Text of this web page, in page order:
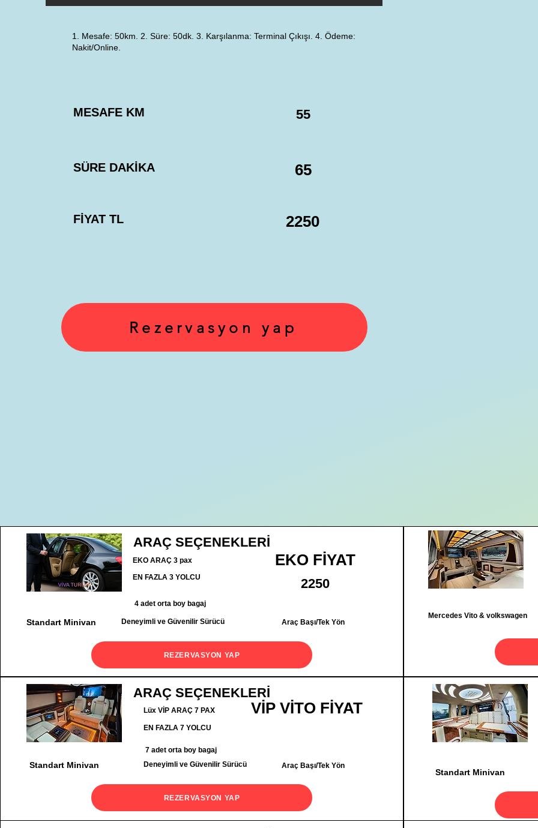
1. Mesafe: 50km. 2. Süre: 50dk. 3. Karşılanma: Terminal Çıkışı. 4. Ödeme:
Nakit/Online.
MESAFE KM
SÜRE DAKİKA
FİYAT TL
55
65
2250
Rezervasyon yap
ARAÇ SEÇENEKLERİ
EKO ARAÇ 3 pax EKO FİYAT
EN FAZLA 3 YOLCU 2250
4 adet orta boy bagaj
Standart Minivan Deneyimli ve Güvenilir Sürücü Araç Başı/Tek Yön
REZERVASYON YAP
Mercedes Vito & volkswagen
ARAÇ SEÇENEKLERİ
Lüx VİP ARAÇ 7 PAX VİP VİTO FİYAT
EN FAZLA 7 YOLCU
7 adet orta boy bagaj
Standart Minivan Deneyimli ve Güvenilir Sürücü Araç Başı/Tek Yön
REZERVASYON YAP
Standart Minivan